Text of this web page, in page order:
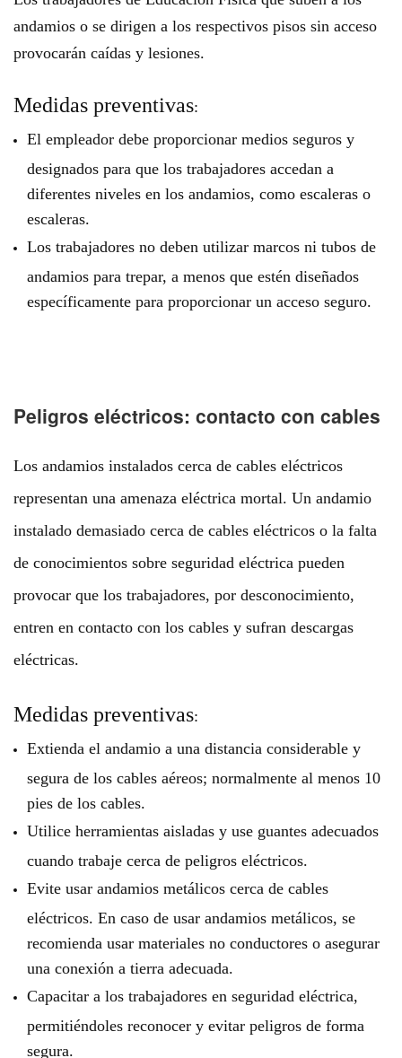
andamios o se dirigen a los respectivos pisos sin acceso
provocarán caídas y lesiones.
Medidas preventivas:
El empleador debe proporcionar medios seguros y
designados para que los trabajadores accedan a
diferentes niveles en los andamios, como escaleras o
escaleras.
Los trabajadores no deben utilizar marcos ni tubos de
andamios para trepar, a menos que estén diseñados
específicamente para proporcionar un acceso seguro.
Peligros eléctricos: contacto con cables
Los andamios instalados cerca de cables eléctricos
representan una amenaza eléctrica mortal. Un andamio
instalado demasiado cerca de cables eléctricos o la falta
de conocimientos sobre seguridad eléctrica pueden
provocar que los trabajadores, por desconocimiento,
entren en contacto con los cables y sufran descargas
eléctricas.
Medidas preventivas:
Extienda el andamio a una distancia considerable y
segura de los cables aéreos; normalmente al menos 10
pies de los cables.
Utilice herramientas aisladas y use guantes adecuados
cuando trabaje cerca de peligros eléctricos.
Evite usar andamios metálicos cerca de cables
eléctricos. En caso de usar andamios metálicos, se
recomienda usar materiales no conductores o asegurar
una conexión a tierra adecuada.
Capacitar a los trabajadores en seguridad eléctrica,
permitiéndoles reconocer y evitar peligros de forma
segura.